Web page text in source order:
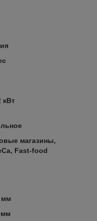
кВт
магазины,
Fast-food
мм
мм